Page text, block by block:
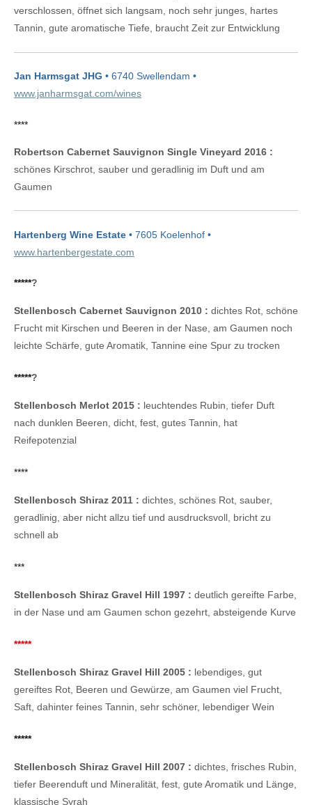
verschlossen, öffnet sich langsam, noch sehr junges, hartes
Tannin, gute aromatische Tiefe, braucht Zeit zur Entwicklung
Jan Harmsgat JHG • 6740 Swellendam •
www.janharmsgat.com/wines
****
Robertson Cabernet Sauvignon Single Vineyard 2016 :
schönes Kirschrot, sauber und geradlinig im Duft und am
Gaumen
Hartenberg Wine Estate • 7605 Koelenhof •
www.hartenbergestate.com
*****?
Stellenbosch Cabernet Sauvignon 2010 : dichtes Rot, schöne
Frucht mit Kirschen und Beeren in der Nase, am Gaumen noch
leichte Schärfe, gute Aromatik, Tannine eine Spur zu trocken
*****?
Stellenbosch Merlot 2015 : leuchtendes Rubin, tiefer Duft
nach dunklen Beeren, dicht, fest, gutes Tannin, hat
Reifepotenzial
****
Stellenbosch Shiraz 2011 : dichtes, schönes Rot, sauber,
geradlinig, aber nicht allzu tief und ausdrucksvoll, bricht zu
schnell ab
***
Stellenbosch Shiraz Gravel Hill 1997 : deutlich gereifte Farbe,
in der Nase und am Gaumen schon gezehrt, absteigende Kurve
*****
Stellenbosch Shiraz Gravel Hill 2005 : lebendiges, gut
gereiftes Rot, Beeren und Gewürze, am Gaumen viel Frucht,
Saft, dahinter feines Tannin, sehr schöner, lebendiger Wein
*****
Stellenbosch Shiraz Gravel Hill 2007 : dichtes, frisches Rubin,
tiefer Beerenduft und Mineralität, fest, gute Aromatik und Länge,
klassische Syrah